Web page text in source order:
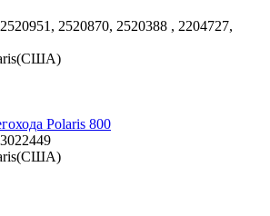
2520951, 2520870, 2520388 , 2204727,
Polaris 800
3022449